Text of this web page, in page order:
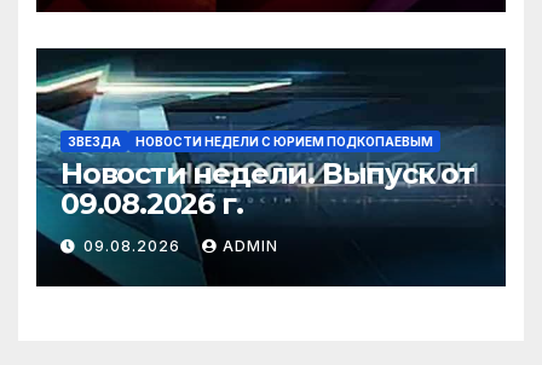
ЗВЕЗДА НОВОСТИ НЕДЕЛИ С ЮРИЕМ ПОДКОПАЕВЫМ
Новости недели. Выпуск от
09.08.2026 г.
09.08.2026 ADMIN